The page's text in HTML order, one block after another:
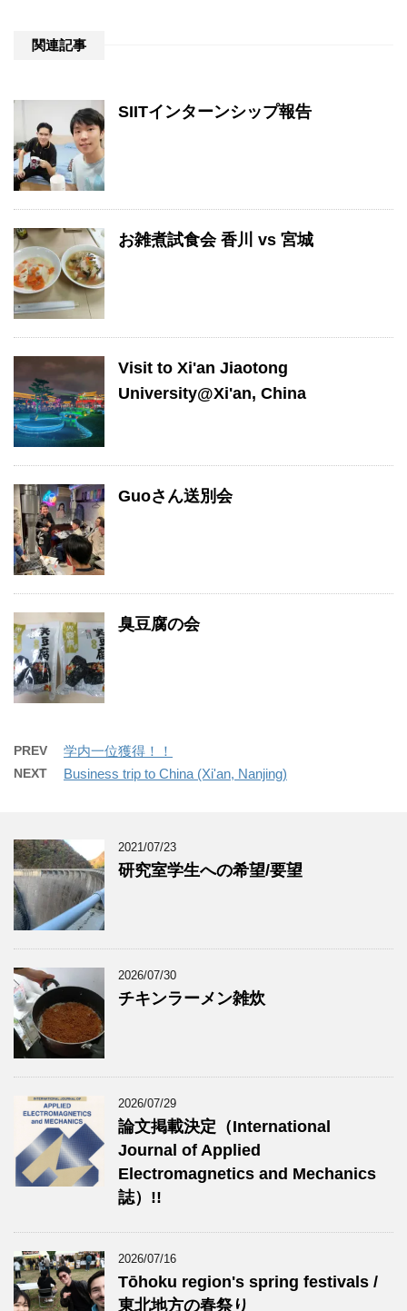
関連記事
SIITインターンシップ報告
お雑煮試食会 香川 vs 宮城
Visit to Xi'an Jiaotong
University@Xi'an, China
Guoさん送別会
臭豆腐の会
PREV 学内一位獲得！！
NEXT Business trip to China (Xi'an, Nanjing)
2021/07/23
研究室学生への希望/要望
2026/07/30
チキンラーメン雑炊
2026/07/29
論文掲載決定（International
Journal of Applied
Electromagnetics and Mechanics
誌）!!
2026/07/16
Tōhoku region's spring festivals /
東北地方の春祭り